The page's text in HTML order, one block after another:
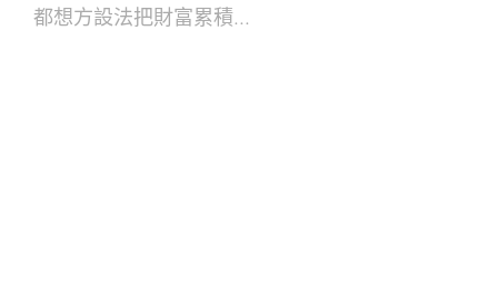
都想方設法把財富累積...